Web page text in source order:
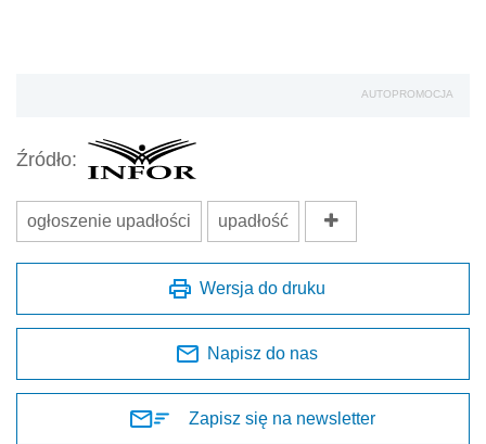
AUTOPROMOCJA
Źródło:
ogłoszenie upadłości upadłość
Wersja do druku
Napisz do nas
Zapisz się na newsletter